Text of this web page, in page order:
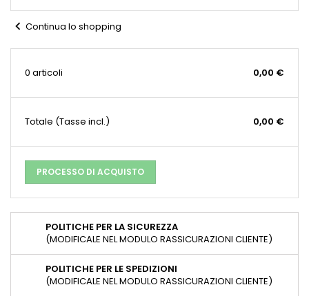
chevron_left Continua lo shopping
0 articoli 0,00 €
Totale (Tasse incl.) 0,00 €
PROCESSO DI ACQUISTO
POLITICHE PER LA SICUREZZA
(MODIFICALE NEL MODULO RASSICURAZIONI CLIENTE)
POLITICHE PER LE SPEDIZIONI
(MODIFICALE NEL MODULO RASSICURAZIONI CLIENTE)